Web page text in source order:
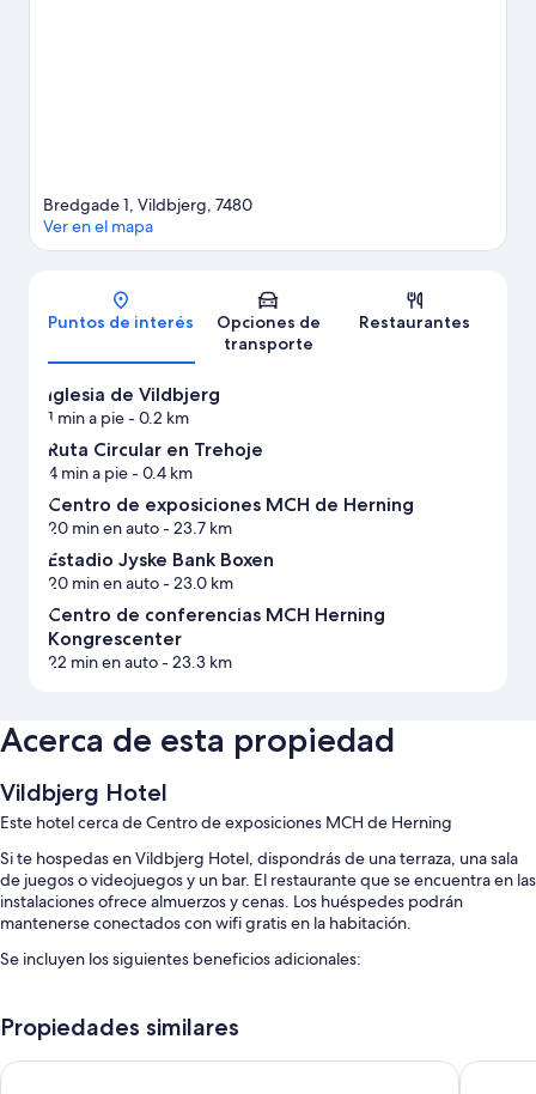
Mapa
Bredgade 1, Vildbjerg, 7480
Ver en el mapa
Puntos de interés
Opciones de
transporte
Restaurantes
Iglesia de Vildbjerg
1 min a pie- 0.2 km
Ruta Circular en Trehoje
4 min a pie- 0.4 km
Centro de exposiciones MCH de Herning
20 min en auto- 23.7 km
Estadio Jyske Bank Boxen
20 min en auto- 23.0 km
Centro de conferencias MCH Herning
Kongrescenter
22 min en auto- 23.3 km
Acerca de esta propiedad
Vildbjerg Hotel
Este hotel cerca de Centro de exposiciones MCH de Herning
Si te hospedas en Vildbjerg Hotel, dispondrás de una terraza, una sala
de juegos o videojuegos y un bar. El restaurante que se encuentra en las
instalaciones ofrece almuerzos y cenas. Los huéspedes podrán
mantenerse conectados con wifi gratis en la habitación.
Se incluyen los siguientes beneficios adicionales:
Desayuno buffet con cargo, traslado desde/hacia la estación de
Una caja de seguridad en la recepción, una mesa de billar y un salón
Propiedades similares
Vildbjerg Sports- & Kulturcenter Hotel